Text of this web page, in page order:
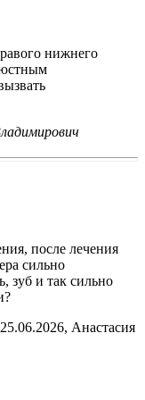
нижнего
после лечения
сильно
зуб и так сильно
25.06.2026, Анастасия